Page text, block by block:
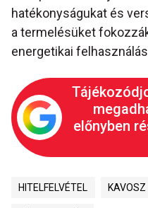
hatékonyságukat és
a termelésüket
energetikai
előnyben
HITELFELVÉTEL KAVOSZ